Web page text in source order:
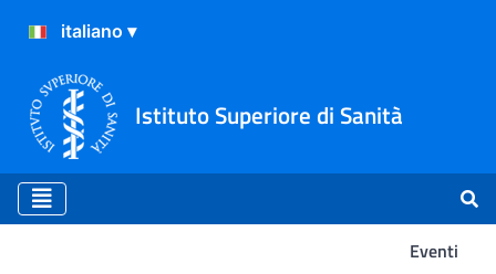
Istituto Superiore di Sanità
Eventi